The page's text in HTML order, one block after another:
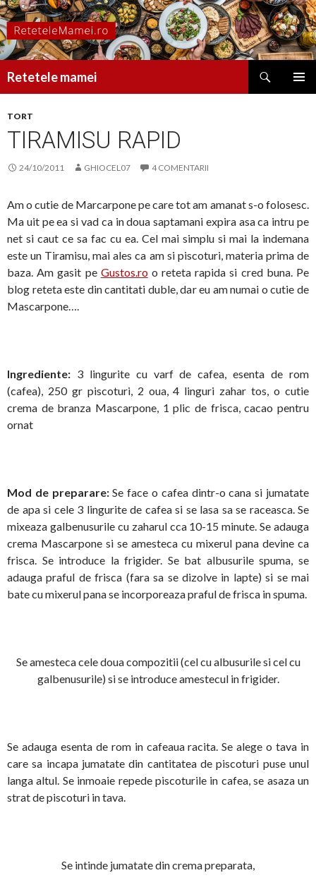
Retetele mamei
CONȚINUT
TORT
TIRAMISU RAPID
24/10/2011 GHIOCEL07 4 COMENTARII
Am o cutie de Marcarpone pe care tot am amanat s-o folosesc.
Ma uit pe ea si vad ca in doua saptamani expira asa ca intru pe
net si caut ce sa fac cu ea. Cel mai simplu si mai la indemana
este un Tiramisu, mai ales ca am si piscoturi, materia prima de
baza. Am gasit pe Gustos.roo reteta rapida si cred buna. Pe
blog reteta este din cantitati duble, dar eu am numai o cutie de
Mascarpone….
Ingrediente: 3 lingurite cu varf de cafea, esenta de rom
(cafea), 250 gr piscoturi, 2 oua, 4 linguri zahar tos, o cutie
crema de branza Mascarpone, 1 plic de frisca, cacao pentru
ornat
Mod de preparare:Se face o cafea dintr-o cana si jumatate
de apa si cele 3 lingurite de cafea si se lasa sa se raceasca. Se
mixeaza galbenusurile cu zaharul cca 10-15 minute. Se adauga
crema Mascarpone si se amesteca cu mixerul pana devine ca
frisca. Se introduce la frigider. Se bat albusurile spuma, se
adauga praful de frisca (fara sa se dizolve in lapte) si se mai
bate cu mixerul pana se incorporeaza praful de frisca in spuma.
Se amesteca cele doua compozitii (cel cu albusurile si cel cu
galbenusurile) si se introduce amestecul in frigider.
Se adauga esenta de rom in cafeaua racita. Se alege o tava in
care sa incapa jumatate din cantitatea de piscoturi puse unul
langa altul. Se inmoaie repede piscoturile in cafea, se asaza un
strat de piscoturi in tava.
Se intinde jumatate din crema preparata,